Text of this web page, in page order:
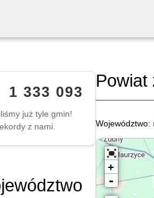
1 333 093
już tyle gmin!
z nami.
Powiat
Województwo:
+
-